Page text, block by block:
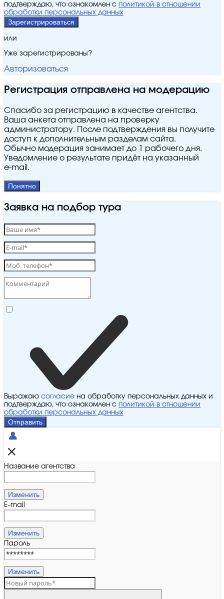
подтверждаю, что ознакомлен с политикой в отношении
обработки персональных данных
Зарегистрироваться
или
Уже зарегистрированы?
Авторизоваться
Регистрация отправлена на модерацию
Спасибо за регистрацию в качестве агентства.
Ваша анкета отправлена на проверку
администратору. После подтверждения вы получите
доступ к дополнительным разделам сайта.
Обычно модерация занимает до 1 рабочего дня.
Уведомление о результате придёт на указанный
e‑mail.
Понятно
Заявка на подбор тура
Выражаю согласие на обработку персональных данных и
подтверждаю, что ознакомлен с политикой в отношении
обработки персональных данных
Отправить
Название агентства
Изменить
E-mail
Изменить
Пароль
Изменить